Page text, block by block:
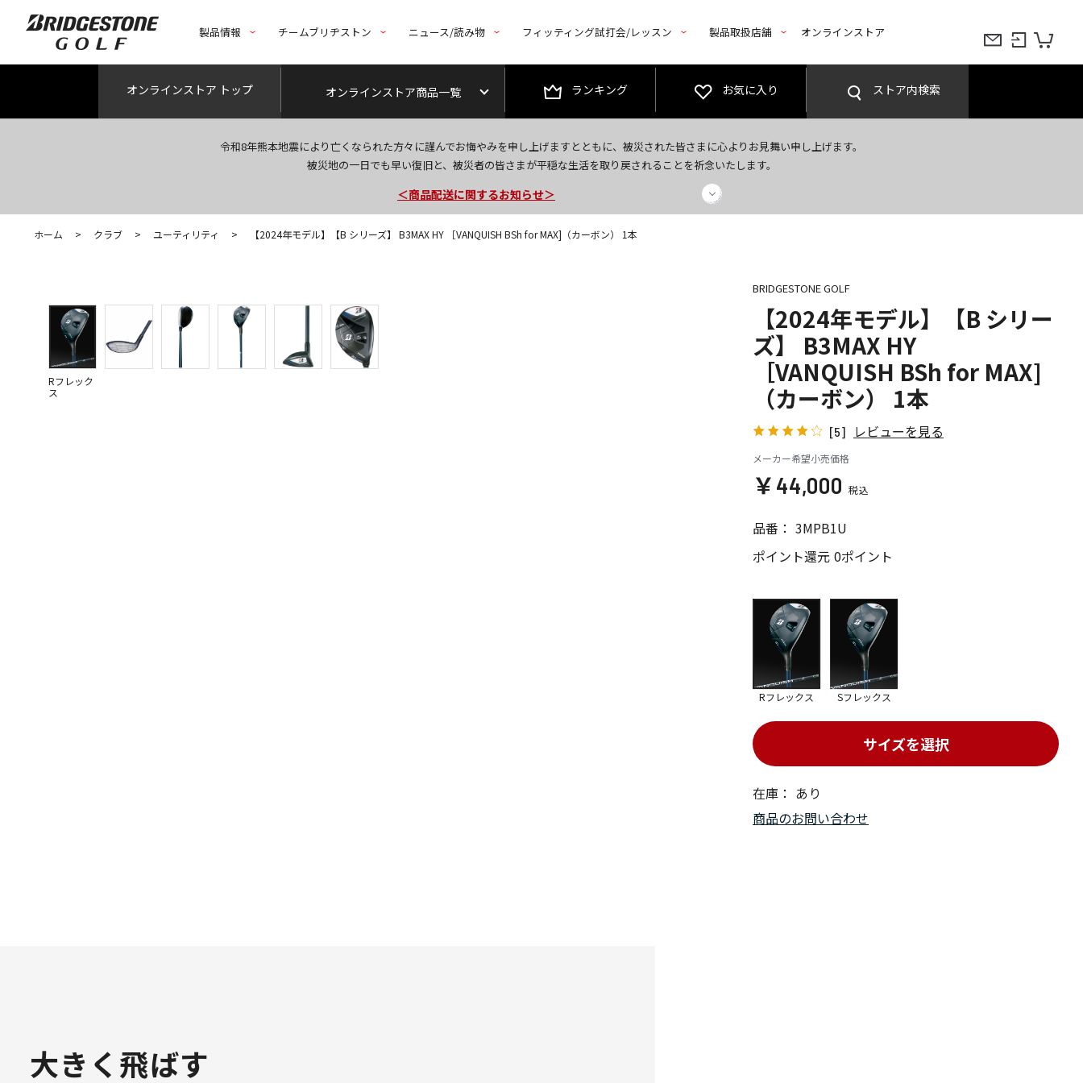
製品情報 チームブリヂストン ニュース/読み物 フィッティング試打会/レッスン 製品取扱店舗 オンラインストア
オンラインストア トップ オンラインストア商品一覧 ランキング お気に入り ストア内検索
令和8年熊本地震により亡くなられた方々に謹んでお悔やみを申し上げますとともに、被災された皆さまに心よりお見舞い申し上げます。
被災地の一日でも早い復旧と、被災者の皆さまが平穏な生活を取り戻されることを祈念いたします。
今なら新規会員登録で1,000円OFFクーポンプレゼント！
＜商品配送に関するお知らせ＞
＜夏季休暇中のご注文・発送・お問い合わせ＞
ホーム > クラブ > ユーティリティ > 【2024年モデル】【B シリーズ】 B3MAX HY ［VANQUISH BSh for MAX]（カーボン） 1本
Rフレック
ス
BRIDGESTONE GOLF
【2024年モデル】【B シリー
ズ】 B3MAX HY
［VANQUISH BSh for MAX]
（カーボン） 1本
[5] レビューを見る
メーカー希望小売価格
￥44,000
品番： 3MPB1U
ポイント還元 0ポイント
在庫： あり
サイズを選択
Rフレックス Sフレックス
商品のお問い合わせ
大きく飛ばす